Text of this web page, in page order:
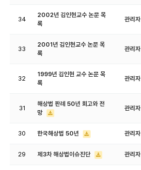
34
2002년 김인현교수 논문 목
록
관리자
33
2001년 김인현교수 논문 목
록
관리자
32
1999년 김인현 교수 논문 목
록
관리자
31
해상법 판례 50년 회고와 전
망
관리자
30 한국해상법 50년 관리자
29 제3차 해상법이슈진단 관리자